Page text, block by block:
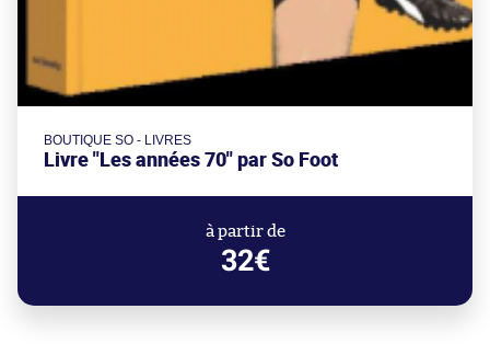
BOUTIQUE SO - LIVRES
Livre "Les années 70" par So Foot
à partir de
32€